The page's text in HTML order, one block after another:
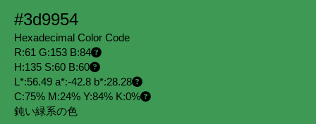
#3d9954
Hexadecimal Color Code
R:61 G:153 B:84
H:135 S:60 B:60
L*:56.49 a*:-42.8 b*:28.28
C:75% M:24% Y:84% K:0%
鈍い緑系の色